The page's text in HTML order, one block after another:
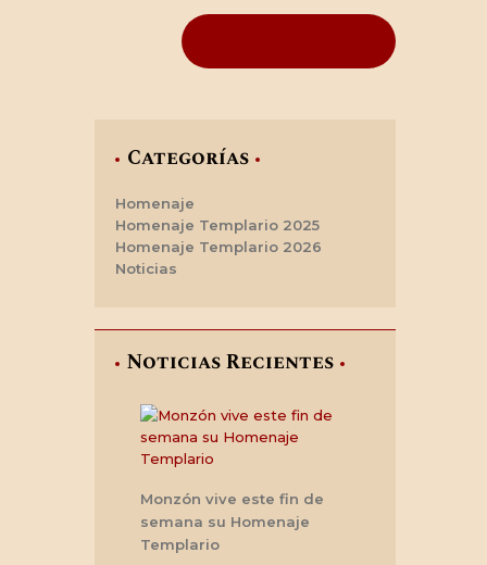
Categorías
Homenaje
Homenaje Templario 2025
Homenaje Templario 2026
Noticias
Noticias Recientes
Monzón vive este fin de
semana su Homenaje
Templario